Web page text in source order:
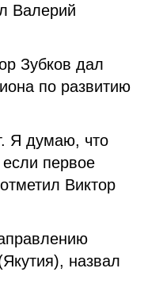
Валерий
Зубков дал
по развитию
Я думаю, что
первое
Виктор
назвал